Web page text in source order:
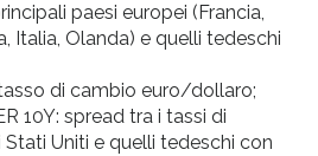
paesi europei (Francia,
Italia, Olanda) e quelli tedeschi
di cambio euro/dollaro;
10Y: spread tra i tassi di
Uniti e quelli tedeschi con